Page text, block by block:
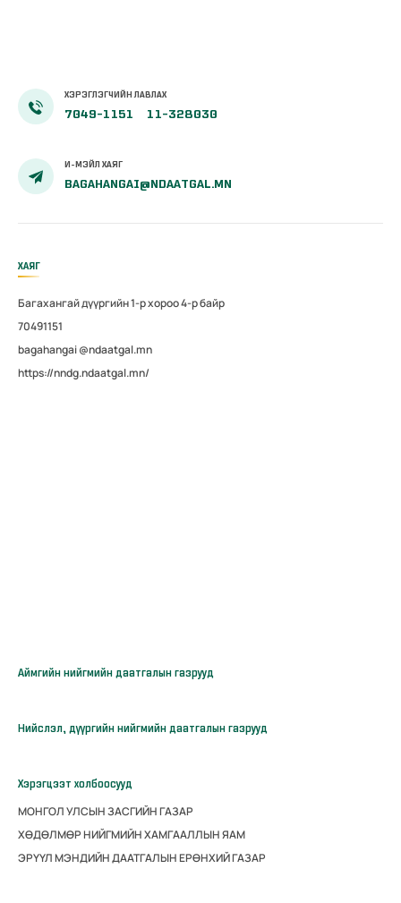
зохион
байгуулав
ХЭРЭГЛЭГЧИЙН ЛАВЛАХ
7049-1151 11-328030
И-МЭЙЛ ХАЯГ
BAGAHANGAI@NDAATGAL.MN
ХАЯГ
Багахангай дүүргийн 1-р хороо 4-р байр
70491151
bagahangai @ndaatgal.mn
https://nndg.ndaatgal.mn/
Аймгийн нийгмийн даатгалын газрууд
Нийслэл, дүүргийн нийгмийн даатгалын газрууд
Хэрэгцээт холбоосууд
МОНГОЛ УЛСЫН ЗАСГИЙН ГАЗАР
ХӨДӨЛМӨР НИЙГМИЙН ХАМГААЛЛЫН ЯАМ
ЭРҮҮЛ МЭНДИЙН ДААТГАЛЫН ЕРӨНХИЙ ГАЗАР